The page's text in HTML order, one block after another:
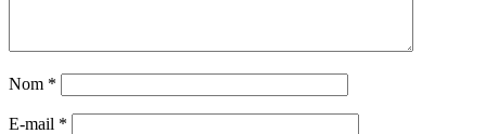
Nom *
E-mail *